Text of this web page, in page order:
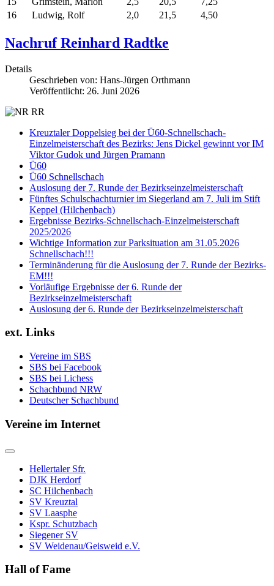
16
Ludwig, Rolf 2,0 21,5 4,50
Nachruf Reinhard Radtke
Details
Geschrieben von: Hans-Jürgen Orthmann
Veröffentlicht: 26. Juni 2026
Kreuztaler Doppelsieg bei der Ü60-Schnellschach-
Einzelmeisterschaft des Bezirks: Jens Dickel gewinnt vor IM
Viktor Gudok und Jürgen Pramann
Ü60
Ü60 Schnellschach
Auslosung der 7. Runde der Bezirkseinzelmeisterschaft
Fünftes Schulschachturnier im Siegerland am 7. Juli im Stift
Keppel (Hilchenbach)
Ergebnisse Bezirks-Schnellschach-Einzelmeisterschaft
2025/2026
Wichtige Information zur Parksituation am 31.05.2026
Schnellschach!!!
Terminänderung für die Auslosung der 7. Runde der Bezirks-
EM!!!
Vorläufige Ergebnisse der 6. Runde der
Bezirkseinzelmeisterschaft
Auslosung der 6. Runde der Bezirkseinzelmeisterschaft
ext. Links
Vereine im SBS
SBS bei Facebook
SBS bei Lichess
Schachbund NRW
Deutscher Schachbund
Vereine im Internet
Hellertaler Sfr.
DJK Herdorf
SC Hilchenbach
SV Kreuztal
SV Laasphe
Kspr. Schutzbach
Siegener SV
SV Weidenau/Geisweid e.V.
Hall of Fame